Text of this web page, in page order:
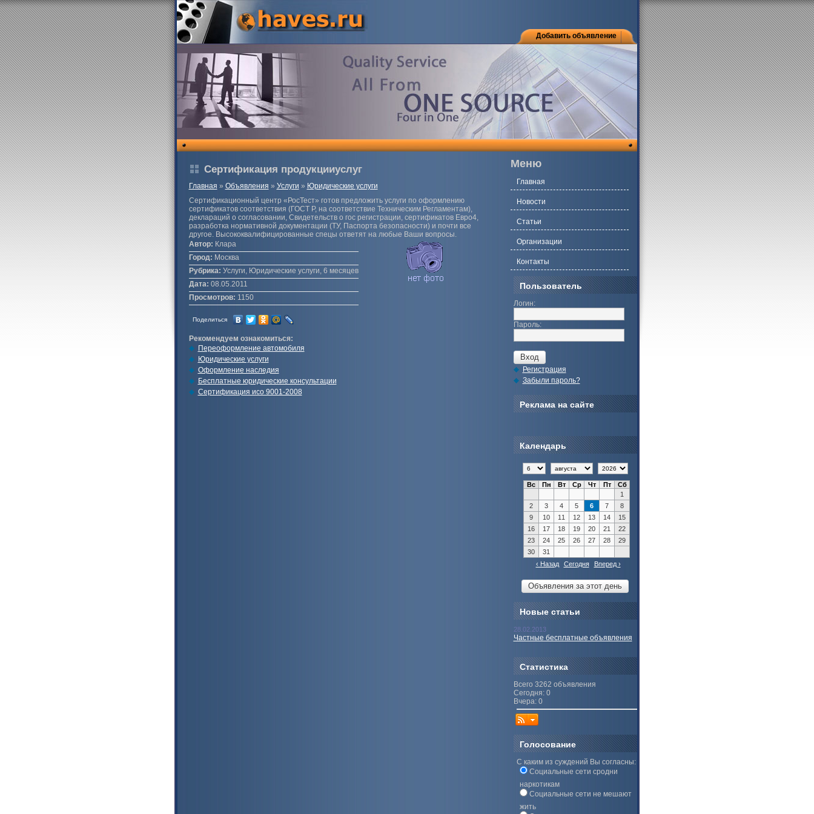
Добавить объявление
Сертификация продукцииуслуг
Главная » Объявления » Услуги » Юридические услуги
Сертификационный центр «РосТест» готов предложить услуги по оформлению
сертификатов соответствия (ГОСТ Р, на соответствие Техническим Регламентам),
деклараций о согласовании, Свидетельств о гос регистрации, сертификатов Евро4,
разработка нормативной документации (ТУ, Паспорта безопасности) и почти все
другое. Высококвалифицированные спецы ответят на любые Ваши вопросы.
Автор: Клара
Город: Москва
Рубрика: Услуги, Юридические услуги, 6 месяцев
Дата: 08.05.2011
Просмотров: 1150
Поделиться
Рекомендуем ознакомиться:
Переоформление автомобиля
Юридические услуги
Оформление наследия
Бесплатные юридические консультации
Сертификация исо 9001-2008
Меню
Главная
Новости
Статьи
Организации
Контакты
Пользователь
Логин:
Пароль:
Регистрация
Забыли пароль?
Реклама на сайте
Календарь
Вс Пн Вт Ср Чт Пт
Сб
1
2
3 4 5 6 7
8
9
10 11 12 13 14
15
16
17 18 19 20 21
22
23
24 25 26 27 28
29
30
31
‹ Назад
Сегодня Вперед ›
Новые статьи
28.02.2013
Частные бесплатные объявления
Статистика
Всего 3262 объявления
Сегодня: 0
Вчера: 0
Голосование
С каким из суждений Вы согласны:
Социальные сети сродни
наркотикам
Социальные сети не мешают
жить